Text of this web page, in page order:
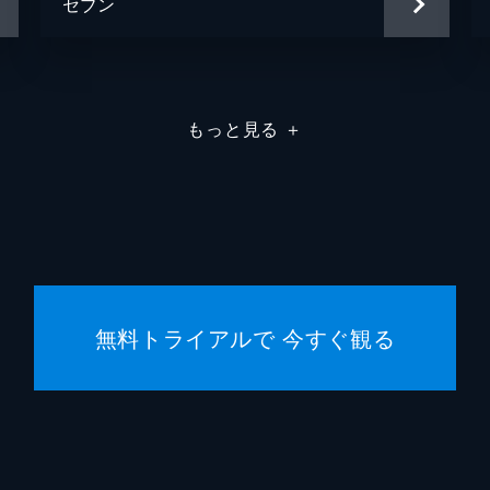
もっと見る ＋
無料トライアルで 今すぐ観る